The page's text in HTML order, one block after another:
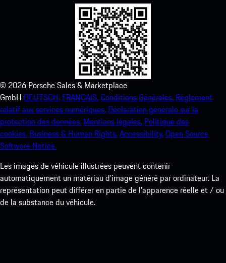
© 2026 Porsche Sales & Marketplace
GmbH DEUTSCH. FRANCAIS.Conditions Générales. Règlement
relatif aux services numériques. Déclaration générale sur la
protection des données. Mentions légales. Politique des
cookies. Business & Human Rights.Accessibility.Open Source
Software Notice.
Les images de véhicule illustrées peuvent contenir
automatiquement un matériau d'image généré par ordinateur. La
représentation peut différer en partie de l'apparence réelle et / ou
de la substance du véhicule.